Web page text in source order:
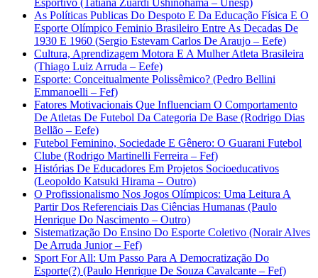
Esportivo (Tatiana Zuardi Ushinohama – Unesp)
As Políticas Publicas Do Despoto E Da Educação Física E O
Esporte Olímpico Feminio Brasileiro Entre As Decadas De
1930 E 1960 (Sergio Estevam Carlos De Araujo – Eefe)
Cultura, Aprendizagem Motora E A Mulher Atleta Brasileira
(Thiago Luiz Arruda – Eefe)
Esporte: Conceitualmente Polissêmico? (Pedro Bellini
Emmanoelli – Fef)
Fatores Motivacionais Que Influenciam O Comportamento
De Atletas De Futebol Da Categoria De Base (Rodrigo Dias
Bellão – Eefe)
Futebol Feminino, Sociedade E Gênero: O Guarani Futebol
Clube (Rodrigo Martinelli Ferreira – Fef)
Histórias De Educadores Em Projetos Socioeducativos
(Leopoldo Katsuki Hirama – Outro)
O Profissionalismo Nos Jogos Olímpicos: Uma Leitura A
Partir Dos Referenciais Das Ciências Humanas (Paulo
Henrique Do Nascimento – Outro)
Sistematização Do Ensino Do Esporte Coletivo (Norair Alves
De Arruda Junior – Fef)
Sport For All: Um Passo Para A Democratização Do
Esporte(?) (Paulo Henrique De Souza Cavalcante – Fef)